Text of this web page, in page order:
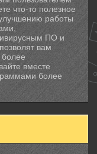
что-то полезное
работы
ПО и
вам
вместе
более